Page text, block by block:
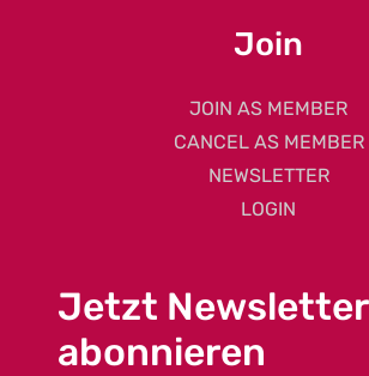
Join
JOIN AS MEMBER
CANCEL AS MEMBER
NEWSLETTER
LOGIN
Jetzt Newsletter
abonnieren